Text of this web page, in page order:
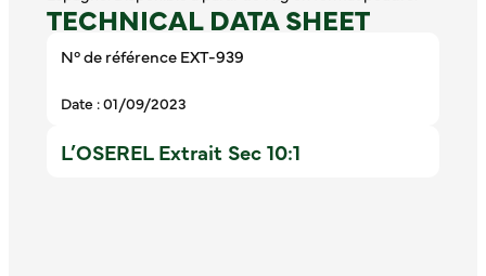
TECHNICAL DATA SHEET
N° de référence EXT-939
Date : 01/09/2023
L’OSEREL Extrait Sec 10:1